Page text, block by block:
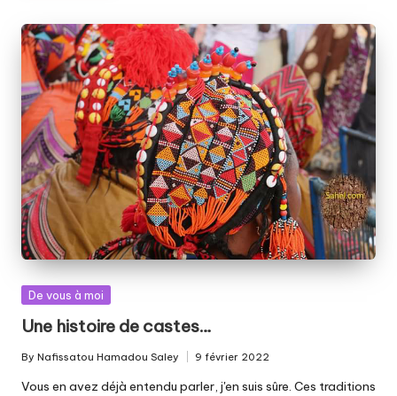
Posted
De vous à moi
Une histoire de castes…
Posted
by
By Nafissatou Hamadou Saley 9 février 2022
Vous en avez déjà entendu parler, j'en suis sûre. Ces traditions